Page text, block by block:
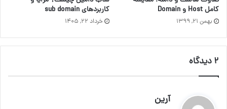
کامل Host و Domain
بهمن ۲۱, ۱۳۹۹
کاربردهای sub domain
خرداد ۲۲, ۱۴۰۵
۲ دیدگاه
آرین